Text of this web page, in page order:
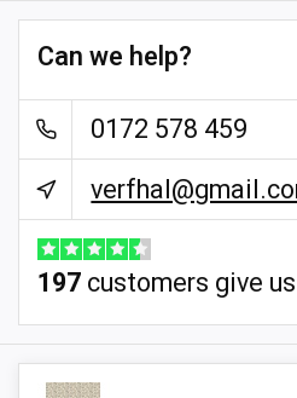
Can we help?
0172 578 459
197customers give